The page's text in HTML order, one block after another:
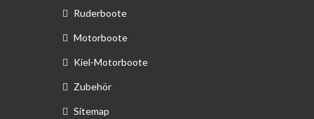
Ruderboote
Motorboote
Kiel-Motorboote
Zubehör
Sitemap